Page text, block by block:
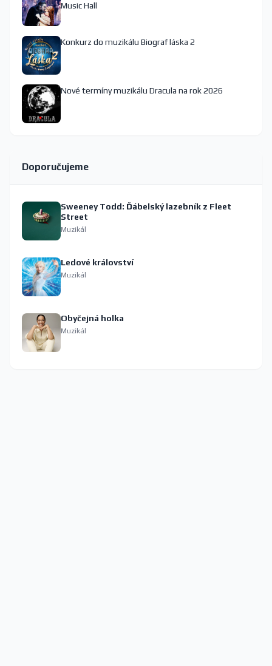
Music Hall
Konkurz do muzikálu Biograf láska 2
Nové termíny muzikálu Dracula na rok 2026
Doporučujeme
Sweeney Todd: Ďábelský lazebník z Fleet
Street
Muzikál
Ledové království
Muzikál
Obyčejná holka
Muzikál